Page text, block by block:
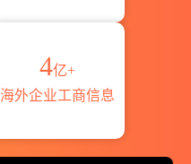
4亿+
海外企业工商信息